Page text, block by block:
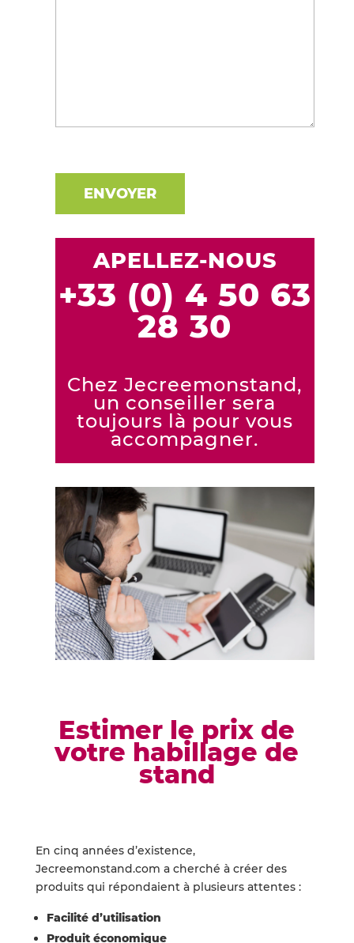
ENVOYER
APELLEZ-NOUS
+33 (0) 4 50 63
28 30
Chez Jecreemonstand,
un conseiller sera
toujours là pour vous
accompagner.
Estimer le prix de
votre habillage de
stand
En cinq années d’existence,
Jecreemonstand.com a cherché à créer des
produits qui répondaient à plusieurs attentes :
Facilité d’utilisation
Produit économique